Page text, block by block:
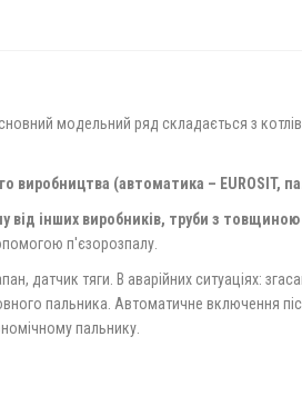
модельний ряд складається з
(автоматика – EUROSIT,
від інших виробників, труби з
п'єзорозпалу.
датчик тяги. В аварійних ситуаціях:
пальника. Автоматичне включення
пальнику.